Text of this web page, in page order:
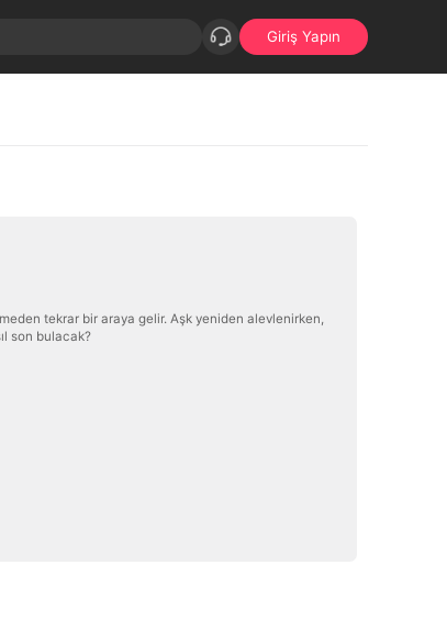
Giriş Yapın
tekrar bir araya gelir. Aşk yeniden alevlenirken,
son bulacak?